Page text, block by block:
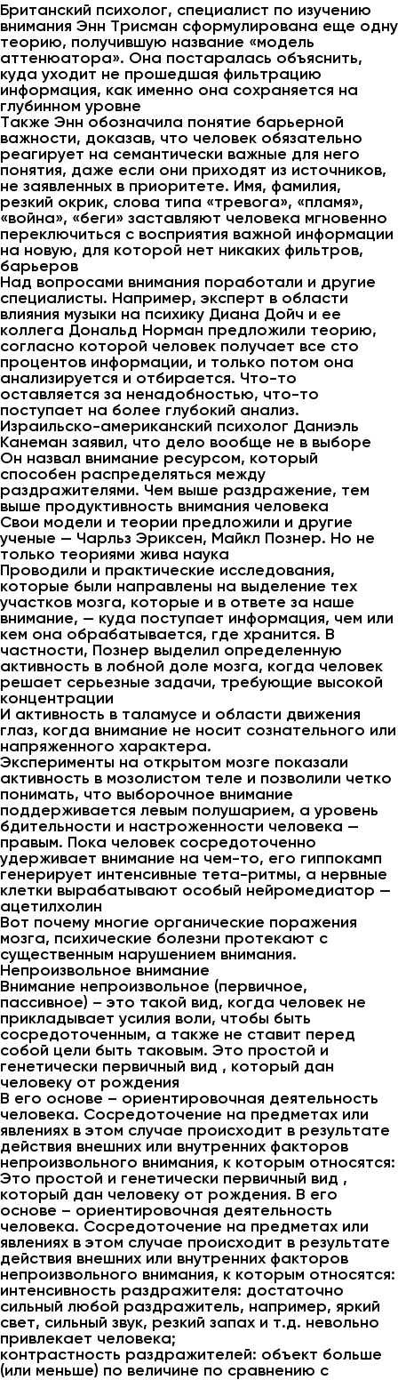
Британский психолог, специалист по изучению
внимания Энн Трисман сформулирована еще одну
теорию, получившую название «модель
аттенюатора». Она постаралась объяснить,
куда уходит не прошедшая фильтрацию
информация, как именно она сохраняется на
глубинном уровне
Также Энн обозначила понятие барьерной
важности, доказав, что человек обязательно
реагирует на семантически важные для него
понятия, даже если они приходят из источников,
не заявленных в приоритете. Имя, фамилия,
резкий окрик, слова типа «тревога», «пламя»,
«война», «беги» заставляют человека мгновенно
переключиться с восприятия важной информации
на новую, для которой нет никаких фильтров,
барьеров
Над вопросами внимания поработали и другие
специалисты. Например, эксперт в области
влияния музыки на психику Диана Дойч и ее
коллега Дональд Норман предложили теорию,
согласно которой человек получает все сто
процентов информации, и только потом она
анализируется и отбирается. Что-то
оставляется за ненадобностью, что-то
поступает на более глубокий анализ.
Израильско-американский психолог Даниэль
Канеман заявил, что дело вообще не в выборе
Он назвал внимание ресурсом, который
способен распределяться между
раздражителями. Чем выше раздражение, тем
выше продуктивность внимания человека
Свои модели и теории предложили и другие
ученые — Чарльз Эриксен, Майкл Познер. Но не
только теориями жива наука
Проводили и практические исследования,
которые были направлены на выделение тех
участков мозга, которые и в ответе за наше
внимание, — куда поступает информация, чем или
кем она обрабатывается, где хранится. В
частности, Познер выделил определенную
активность в лобной доле мозга, когда человек
решает серьезные задачи, требующие высокой
концентрации
И активность в таламусе и области движения
глаз, когда внимание не носит сознательного или
напряженного характера.
Эксперименты на открытом мозге показали
активность в мозолистом теле и позволили четко
понимать, что выборочное внимание
поддерживается левым полушарием, а уровень
бдительности и настроженности человека —
правым. Пока человек сосредоточенно
удерживает внимание на чем-то, его гиппокамп
генерирует интенсивные тета-ритмы, а нервные
клетки вырабатывают особый нейромедиатор —
ацетилхолин
Вот почему многие органические поражения
мозга, психические болезни протекают с
существенным нарушением внимания.
Непроизвольное внимание
Внимание непроизвольное (первичное,
пассивное) – это такой вид, когда человек не
прикладывает усилия воли, чтобы быть
сосредоточенным, а также не ставит перед
собой цели быть таковым. Это простой и
генетически первичный вид , который дан
человеку от рождения
В его основе – ориентировочная деятельность
человека. Сосредоточение на предметах или
явлениях в этом случае происходит в результате
действия внешних или внутренних факторов
непроизвольного внимания, к которым относятся:
Это простой и генетически первичный вид ,
который дан человеку от рождения. В его
основе – ориентировочная деятельность
человека. Сосредоточение на предметах или
явлениях в этом случае происходит в результате
действия внешних или внутренних факторов
непроизвольного внимания, к которым относятся:
интенсивность раздражителя: достаточно
сильный любой раздражитель, например, яркий
свет, сильный звук, резкий запах и т.д. невольно
привлекает человека;
контрастность раздражителей: объект больше
(или меньше) по величине по сравнению с